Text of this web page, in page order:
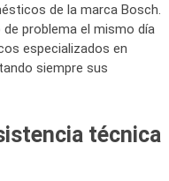
de la marca Bosch.
problema el mismo día
especializados en
siempre sus
técnica